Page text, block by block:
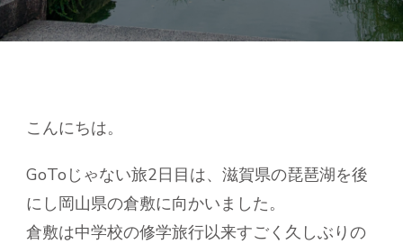
に
行
２
日
目
倉
こんにちは。
GoToじゃない旅2日目は、滋賀県の琵琶湖を後
にし岡山県の倉敷に向かいました。
倉敷は中学校の修学旅行以来すごく久しぶりの